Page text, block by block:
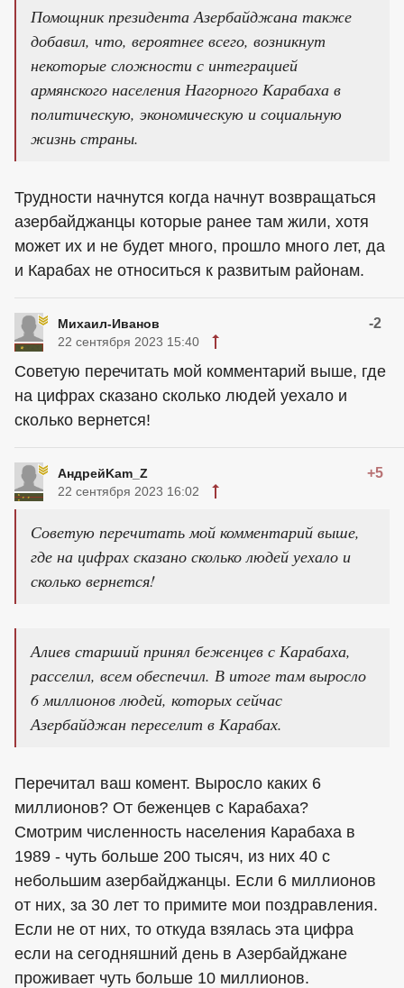
Помощник президента Азербайджана также
добавил, что, вероятнее всего, возникнут
некоторые сложности с интеграцией
армянского населения Нагорного Карабаха в
политическую, экономическую и социальную
жизнь страны.
Трудности начнутся когда начнут возвращаться
азербайджанцы которые ранее там жили, хотя
может их и не будет много, прошло много лет, да
и Карабах не относиться к развитым районам.
Михаил-Иванов -2
22 сентября 2023 15:40
Советую перечитать мой комментарий выше, где
на цифрах сказано сколько людей уехало и
сколько вернется!
АндрейKam_Z +5
22 сентября 2023 16:02
Советую перечитать мой комментарий выше,
где на цифрах сказано сколько людей уехало и
сколько вернется!
Алиев старший принял беженцев с Карабаха,
расселил, всем обеспечил. В итоге там выросло
6 миллионов людей, которых сейчас
Азербайджан переселит в Карабах.
Перечитал ваш комент. Выросло каких 6
миллионов? От беженцев с Карабаха?
Смотрим численность населения Карабаха в
1989 - чуть больше 200 тысяч, из них 40 с
небольшим азербайджанцы. Если 6 миллионов
от них, за 30 лет то примите мои поздравления.
Если не от них, то откуда взялась эта цифра
если на сегодняшний день в Азербайджане
проживает чуть больше 10 миллионов.